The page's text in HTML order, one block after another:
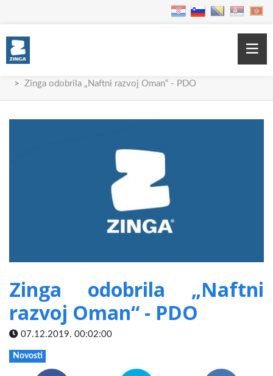
Zinga odobrila „Naftni razvoj Oman“ - PDO
Zinga odobrila „Naftni
razvoj Oman“ - PDO
07.12.2019. 00:02:00
Novosti